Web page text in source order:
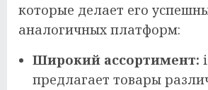
которые делает его
аналогичных платформ:
Широкий ассортимент:
предлагает товары